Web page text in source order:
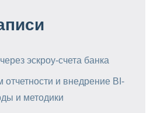
эскроу-счета банка
отчетности и внедрение BI-
и методики